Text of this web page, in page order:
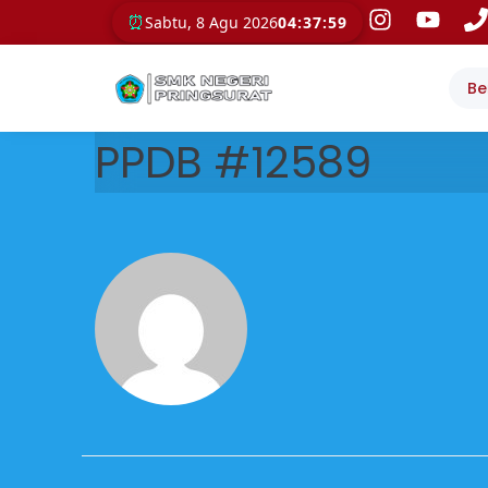
⏰Sabtu, 8 Agu 202604:37:59
PPDB #12589